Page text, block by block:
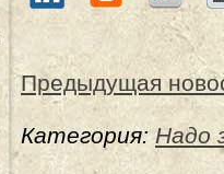
Предыдущая
Категория:Надо